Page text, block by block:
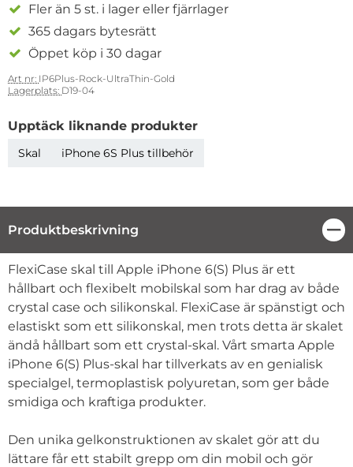
Fler än 5 st. i lager eller fjärrlager
365 dagars bytesrätt
Öppet köp i 30 dagar
Art nr: IP6Plus-Rock-UltraThin-Gold
Lagerplats: D19-04
Upptäck liknande produkter
Skal iPhone 6S Plus tillbehör
Produktbeskrivning
Produktbeskrivning
FlexiCase skal till Apple iPhone 6(S) Plus är ett
hållbart och flexibelt mobilskal som har drag av både
crystal case och silikonskal. FlexiCase är spänstigt och
elastiskt som ett silikonskal, men trots detta är skalet
ändå hållbart som ett crystal-skal. Vårt smarta Apple
iPhone 6(S) Plus-skal har tillverkats av en genialisk
specialgel, termoplastisk polyuretan, som ger både
smidiga och kraftiga produkter.
Den unika gelkonstruktionen av skalet gör att du
lättare får ett stabilt grepp om din mobil och gör